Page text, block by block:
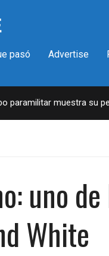
pasó Advertise
muestra su
uno
White